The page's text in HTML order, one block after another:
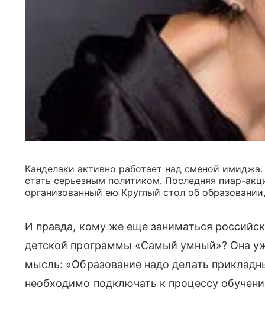
Канделаки активно работает над сменой
стать серьезным политиком. Последняя пиар-
организованный ею Круглый стол об
И правда, кому же еще заниматься
детской программы «Самый умный»? Она
мысль: «Образование надо делать
необходимо подключать к процессу